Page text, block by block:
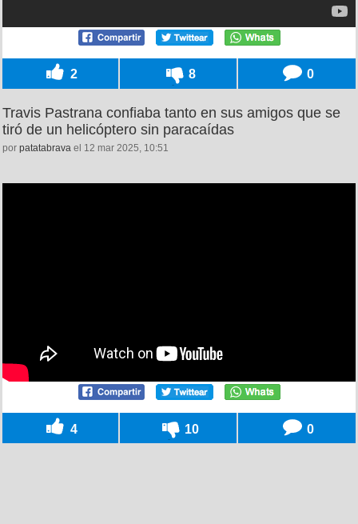
2 8 0
Travis Pastrana confiaba tanto en sus amigos que se
tiró de un helicóptero sin paracaídas
por patatabrava el 12 mar 2025, 10:51
4 10 0